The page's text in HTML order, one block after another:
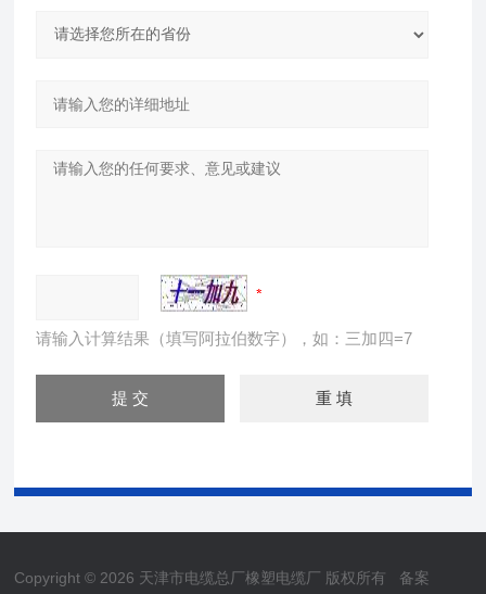
请输入计算结果（填写阿拉伯数字），如：三加四=7
Copyright © 2026 天津市电缆总厂橡塑电缆厂 版权所有 备案